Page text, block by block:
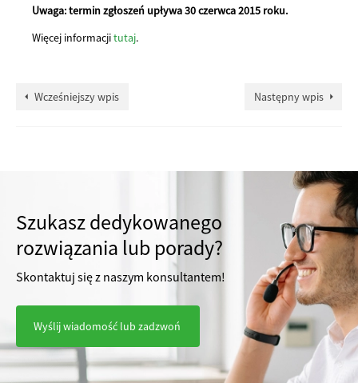
Uwaga: termin zgłoszeń upływa 30 czerwca 2015 roku.
Więcej informacjitutaj.
Wcześniejszy wpis Następny wpis
Szukasz dedykowanego
rozwiązania lub porady?
Skontaktuj się z naszym konsultantem!
Wyślij wiadomość lub zadzwoń